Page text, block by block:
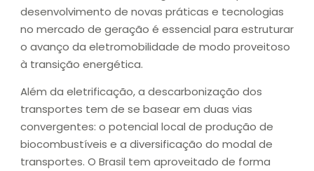
desenvolvimento de novas práticas e tecnologias
no mercado de geração é essencial para estruturar
o avanço da eletromobilidade de modo proveitoso
à transição energética.
Além da eletrificação, a descarbonização dos
transportes tem de se basear em duas vias
convergentes: o potencial local de produção de
biocombustíveis e a diversificação do modal de
transportes. O Brasil tem aproveitado de forma